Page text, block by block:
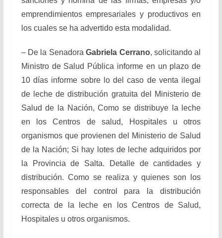
emprendimientos empresariales y productivos en
los cuales se ha advertido esta modalidad.
– De la SenadoraGabriela Cerrano, solicitando al
Ministro de Salud Pública informe en un plazo de
10 días informe sobre lo del caso de venta ilegal
de leche de distribución gratuita del Ministerio de
Salud de la Nación, Como se distribuye la leche
en los Centros de salud, Hospitales u otros
organismos que provienen del Ministerio de Salud
de la Nación; Si hay lotes de leche adquiridos por
la Provincia de Salta. Detalle de cantidades y
distribución. Como se realiza y quienes son los
responsables del control para la distribución
correcta de la leche en los Centros de Salud,
Hospitales u otros organismos.